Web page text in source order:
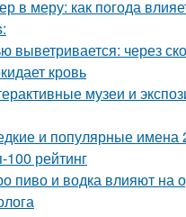
в меру: как погода
выветривается: через
кровь
музеи и
и популярные имена
100 рейтинг
пиво и водка влияют на